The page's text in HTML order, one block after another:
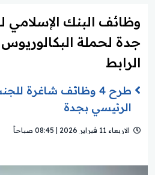
جدة لحملة
الرابط
طرح 4 وظائف شاغرة
الرئيسي بجدة
الاربعاء 11 فبراير 2026 | 08:45 صباحاً